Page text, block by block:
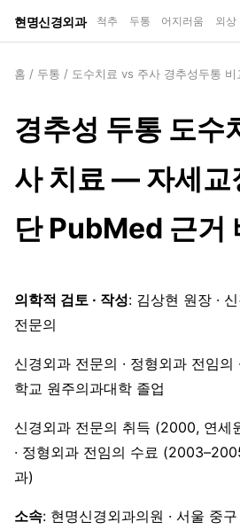
현명신경외과 척추 두통 어지러움 외상
홈 / 두통 / 도수치료 vs 주사 경추성두통 비
경추성 두통 도수
사 치료 — 자세교
단 PubMed 근거
의학적 검토 · 작성: 김상현 원장 ·
전문의
신경외과 전문의 · 정형외과 전임의
학교 원주의과대학 졸업
신경외과 전문의 취득 (2000, 연세
· 정형외과 전임의 수료
과)
소속: 현명신경외과의원 · 서울 중